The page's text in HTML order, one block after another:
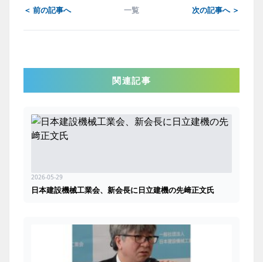
＜ 前の記事へ 一覧 次の記事へ ＞
関連記事
2026-05-29
日本建設機械工業会、新会長に日立建機の先﨑正文氏